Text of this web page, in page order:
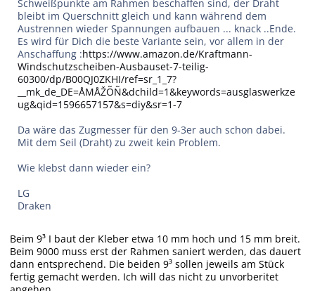
Schweißpunkte am Rahmen beschaffen sind, der Draht
bleibt im Querschnitt gleich und kann während dem
Austrennen wieder Spannungen aufbauen ... knack ..Ende.
Es wird für Dich die beste Variante sein, vor allem in der
Anschaffung :https://www.amazon.de/Kraftmann-
Windschutzscheiben-Ausbauset-7-teilig-
60300/dp/B00QJ0ZKHI/ref=sr_1_7?
__mk_de_DE=ÅMÅŽÕÑ&dchild=1&keywords=ausglaswerkze
ug&qid=1596657157&s=diy&sr=1-7
Da wäre das Zugmesser für den 9-3er auch schon dabei.
Mit dem Seil (Draht) zu zweit kein Problem.
Wie klebst dann wieder ein?
LG
Draken
Beim 9³ I baut der Kleber etwa 10 mm hoch und 15 mm breit.
Beim 9000 muss erst der Rahmen saniert werden, das dauert
dann entsprechend. Die beiden 9³ sollen jeweils am Stück
fertig gemacht werden. Ich will das nicht zu unvorberitet